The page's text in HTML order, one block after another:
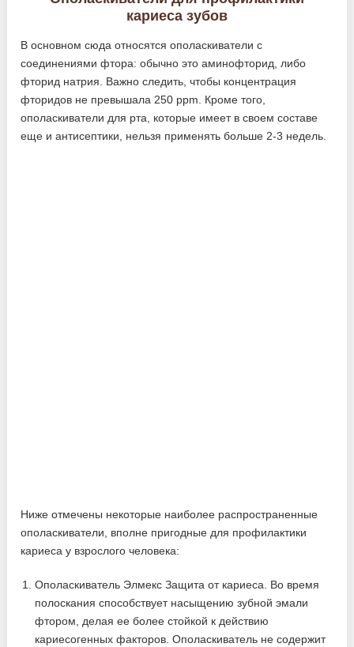
кариеса зубов
В основном сюда относятся ополаскиватели с
соединениями фтора: обычно это аминофторид, либо
фторид натрия. Важно следить, чтобы концентрация
фторидов не превышала 250 ppm. Кроме того,
ополаскиватели для рта, которые имеет в своем составе
еще и антисептики, нельзя применять больше 2-3 недель.
Ниже отмечены некоторые наиболее распространенные
ополаскиватели, вполне пригодные для профилактики
кариеса у взрослого человека:
Ополаскиватель Элмекс Защита от кариеса. Во время
полоскания способствует насыщению зубной эмали
фтором, делая ее более стойкой к действию
кариесогенных факторов. Ополаскиватель не содержит